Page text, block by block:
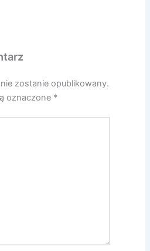
zostanie opublikowany.
oznaczone *